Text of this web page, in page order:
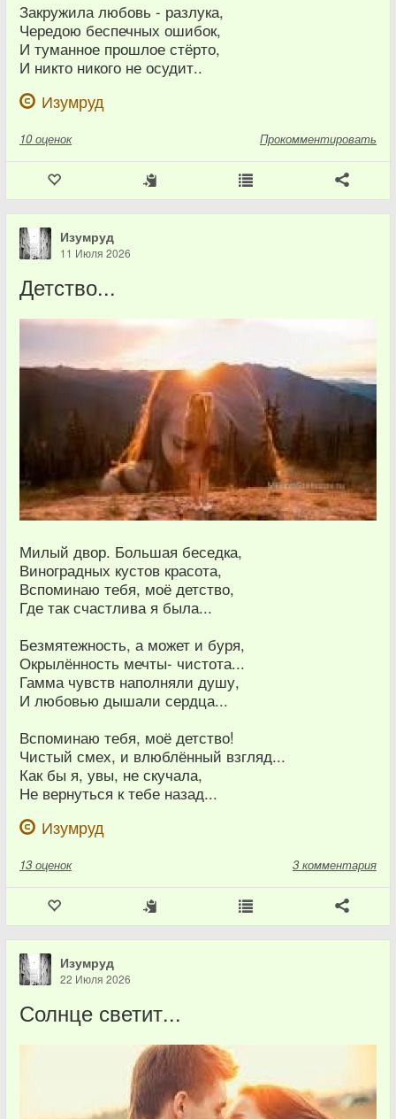
Закружила любовь - разлука,
Чередою беспечных ошибок,
И туманное прошлое стёрто,
И никто никого не осудит..
Изумруд
10 оценок Прокомментировать
Изумруд
11 Июля 2026
Детство...
Милый двор. Большая беседка,
Виноградных кустов красота,
Вспоминаю тебя, моё детство,
Где так счастлива я была...
Безмятежность, а может и буря,
Окрылённость мечты- чистота...
Гамма чувств наполняли душу,
И любовью дышали сердца...
Вспоминаю тебя, моё детство!
Чистый смех, и влюблённый взгляд...
Как бы я, увы, не скучала,
Не вернуться к тебе назад...
Изумруд
13 оценок 3 комментария
Изумруд
22 Июля 2026
Солнце светит...